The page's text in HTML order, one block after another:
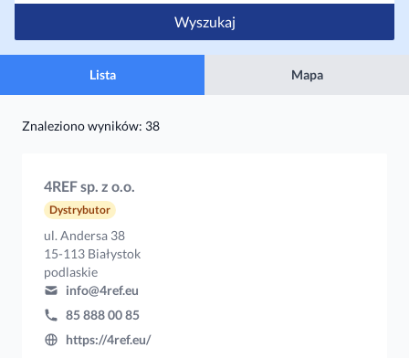
Wyszukaj
Lista Mapa
Znaleziono wyników: 38
4REF sp. z o.o.
Dystrybutor
ul. Andersa 38
15-113 Białystok
podlaskie
info@4ref.eu
85 888 00 85
https://4ref.eu/